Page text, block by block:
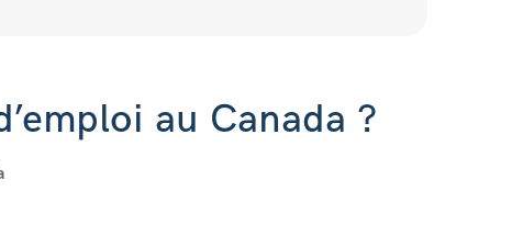
au Canada ?